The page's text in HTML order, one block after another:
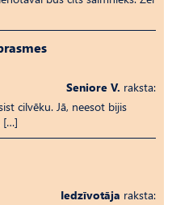
Seniore V. raksta:
cilvēku. Jā, neesot bijis
[…]
Iedzīvotāja raksta: